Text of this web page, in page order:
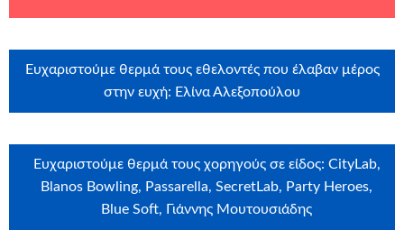
Ευχαριστούμε θερμά τους εθελοντές που έλαβαν μέρος
στην ευχή: Ελίνα Αλεξοπούλου
Ευχαριστούμε θερμά τους χορηγούς σε είδος: CityLab,
Blanos Bowling, Passarella, SecretLab, Party Heroes,
Blue Soft, Γιάννης Μουτουσιάδης